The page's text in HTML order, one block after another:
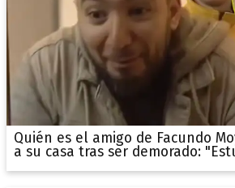
Quién es el amigo de Facundo
a su casa tras ser demorado: